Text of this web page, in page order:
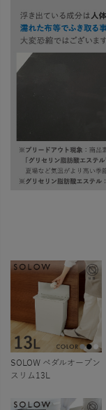
SOLOW ペダルオープン
スリム13L